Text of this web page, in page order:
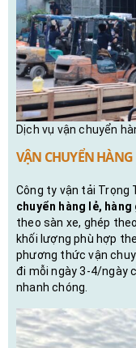
Dịch vụ vận chuyển
VẬN CHUYỂN HÀNG
Công ty vận tải Trọng
chuyển hàng lẻ, hàng
theo sàn xe, ghép
khối lượng phù hợp
phương thức vận
đi mỗi ngày 3-4/ngày
nhanh chóng.